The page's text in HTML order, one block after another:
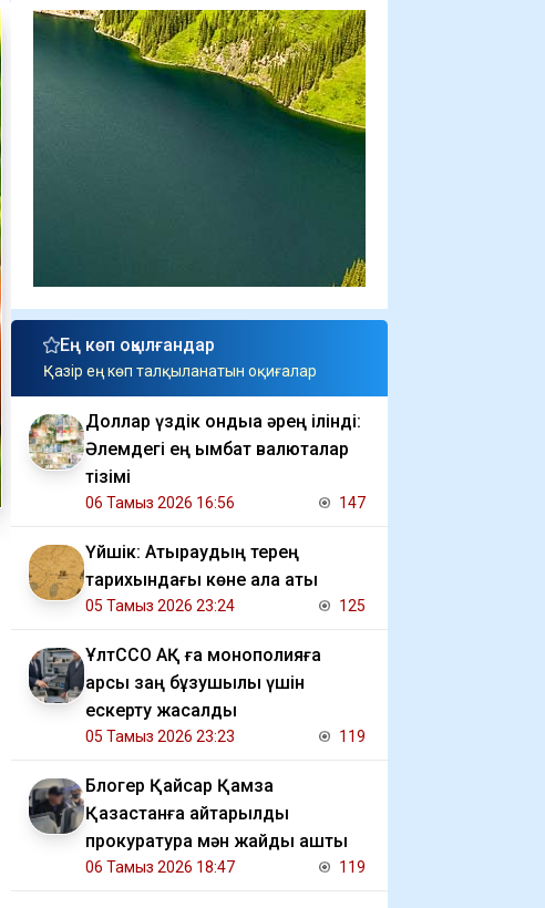
Ең көп оқылғандар
Қазір ең көп талқыланатын оқиғалар
Доллар үздік ондыққа әрең ілінді:
Әлемдегі ең қымбат валюталар
тізімі
06 Тамыз 2026 16:56 147
Үйшік: Атыраудың терең
тарихындағы көне қала аты
05 Тамыз 2026 23:24 125
ҰлтССО АҚ ға монополияға
қарсы заң бұзушылық үшін
ескерту жасалды
05 Тамыз 2026 23:23 119
Блогер Қайсар Қамза
Қазақстанға қайтарылды
прокуратура мән жайды ашты
06 Тамыз 2026 18:47 119